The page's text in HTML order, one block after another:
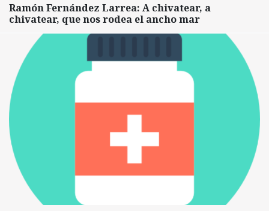
Ramón Fernández Larrea: A chivatear, a
chivatear, que nos rodea el ancho mar